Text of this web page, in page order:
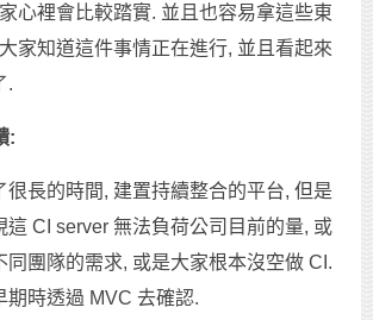
心裡會比較踏實. 並且也容易拿這些東
家知道這件事情正在進行, 並且看起來
.
:
很長的時間, 建置持續整合的平台, 但是
這 CI server 無法負荷公司目前的量, 或
同團隊的需求, 或是大家根本沒空做 CI.
期時透過 MVC 去確認.